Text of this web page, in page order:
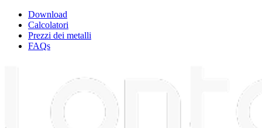
Download
Calcolatori
Prezzi dei metalli
FAQs